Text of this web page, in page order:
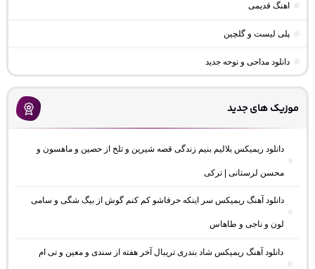
اهنگ قدیمی
پلی لیست و گلچین
دانلود مداحی و نوحه جدید
موزیک های جدید
دانلود ریمیکس بلالیم بنیم زندگی قصه شیرین و تلخ از حصین و ماهسون و
محسن لرستانی | ترکی
دانلود آهنگ ریمیکس سر اینکه حرفاشو کم کنم گوش از بیگ شگی و سامی
لون و ناجی و طاهاس
دانلود آهنگ ریمیکس شاد بندری تریبال آخر هفته از سندی و معین و تی ام